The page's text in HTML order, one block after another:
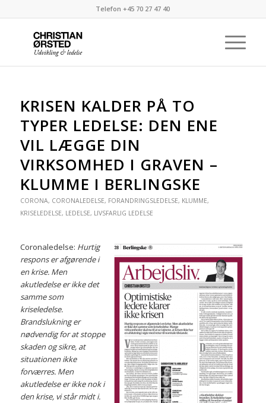
Telefon +45 70 27 47 40
KRISEN KALDER PÅ TO
TYPER LEDELSE: DEN ENE
VIL LÆGGE DIN
VIRKSOMHED I GRAVEN –
KLUMME I BERLINGSKE
CORONA, CORONALEDELSE, FORANDRINGSLEDELSE, KLUMME,
KRISELEDELSE, LEDELSE, LIVSFARLIG LEDELSE
Coronaledelse: Hurtig
respons er afgørende i
en krise. Men
akutledelse er ikke det
samme som
kriseledelse.
Brandslukning er
nødvendig for at stoppe
skaden og sikre, at
situationen ikke
forværres. Men
akutledelse er ikke nok i
den krise, vi står midt i.